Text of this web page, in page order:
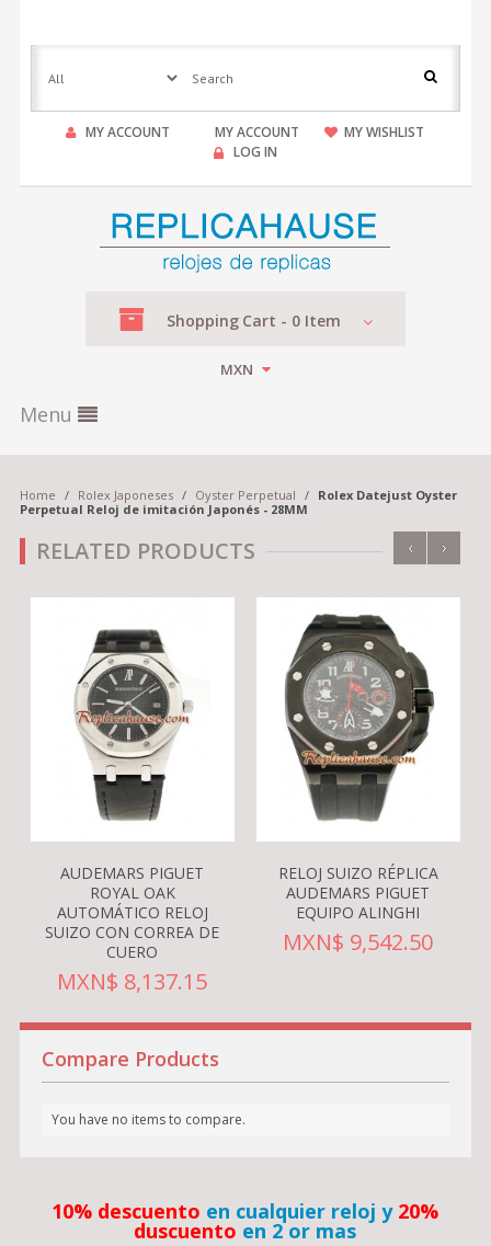
MY ACCOUNT MY ACCOUNT
MY WISHLIST
LOG IN
Shopping Cart - 0Item
MXN
Menu
Home / Rolex Japoneses / Oyster Perpetual /
Rolex Datejust Oyster
Perpetual Reloj de imitación Japonés - 28MM
RELATED PRODUCTS
AUDEMARS PIGUET
ROYAL OAK
AUTOMÁTICO RELOJ
SUIZO CON CORREA DE
CUERO
MXN$ 8,137.15
RELOJ SUIZO RÉPLICA
AUDEMARS PIGUET
EQUIPO ALINGHI
MXN$ 9,542.50
‹ ›
Compare Products
You have no items to compare.
10% descuento en cualquier reloj y 20%
duscuento en 2 or mas